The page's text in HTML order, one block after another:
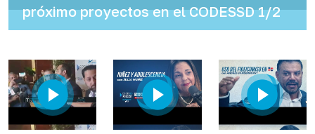
próximo proyectos en el CODESSD 1/2